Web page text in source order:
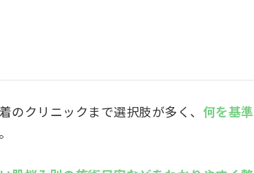
クリニックまで選択肢が多く、 何を基準
。